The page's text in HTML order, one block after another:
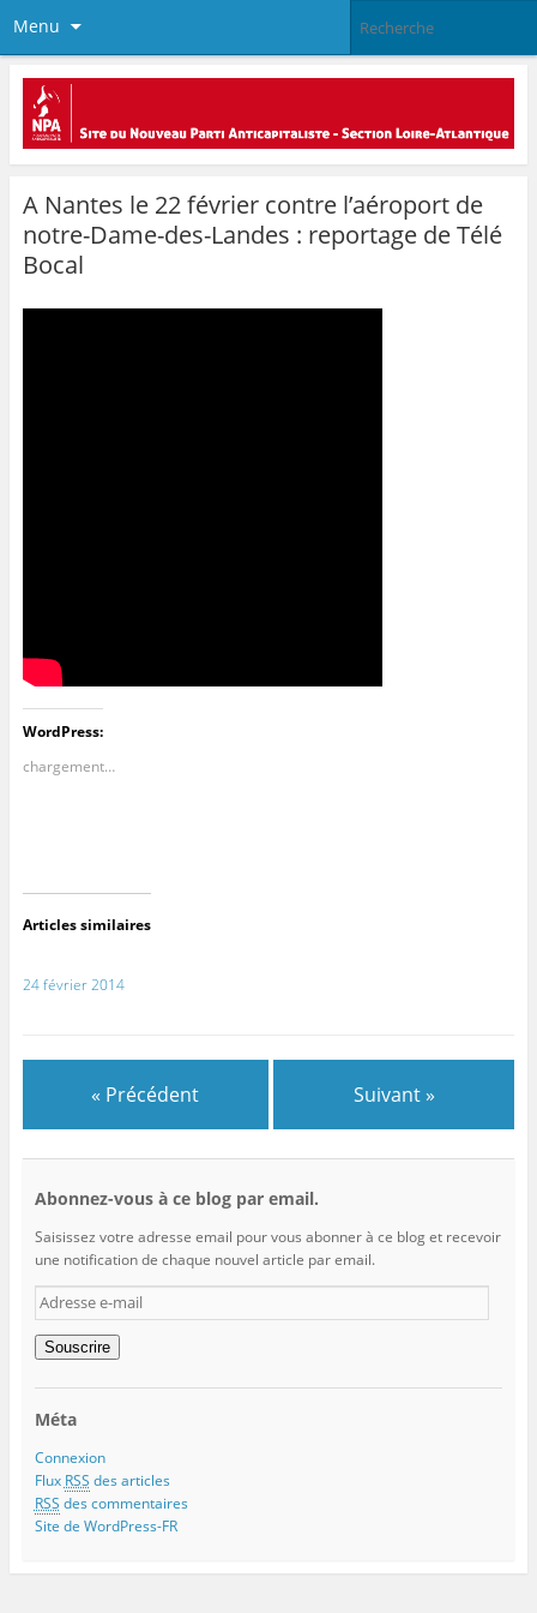
Menu
A Nantes le 22 février contre l’aéroport de
notre-Dame-des-Landes : reportage de Télé
Bocal
WordPress:
chargement…
Articles similaires
24 février 2014
« Précédent Suivant »
Abonnez-vous à ce blog par email.
Saisissez votre adresse email pour vous abonner à ce blog et recevoir
une notification de chaque nouvel article par email.
Adresse
e-
mail
Souscrire
Méta
Connexion
Flux RSS des articles
RSS des commentaires
Site de WordPress-FR